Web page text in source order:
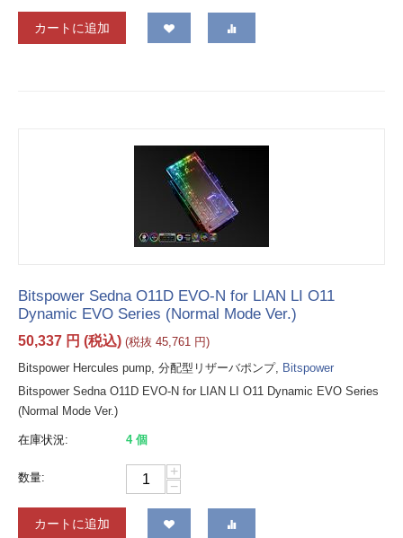
カートに追加
Bitspower Sedna O11D EVO-N for LIAN LI O11
Dynamic EVO Series (Normal Mode Ver.)
50,337 円 (税込) (税抜 45,761 円)
Bitspower Hercules pump, 分配型リザーバポンプ, Bitspower
Bitspower Sedna O11D EVO-N for LIAN LI O11 Dynamic EVO Series
(Normal Mode Ver.)
在庫状況: 4 個
数量:
+
−
カートに追加